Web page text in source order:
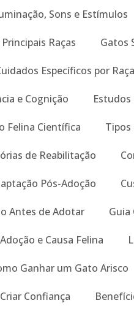
Sons e Estímulos
Raças Gatos
Específicos por Raça
e Cognição
Felina Científica Tipos
de Reabilitação
Pós-Adoção
Antes de Adotar Guia
Adoção e Causa Felina
Ganhar um Gato Arisco
Confiança